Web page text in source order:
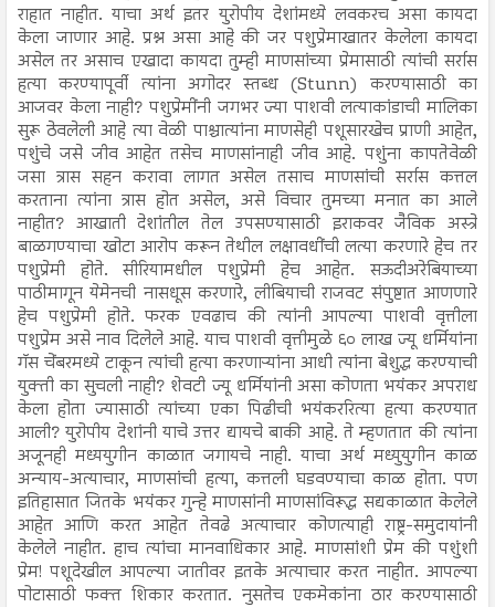
राहात नाहीत. याचा अर्थ इतर युरोपीय देशांमध्ये लवकरच असा कायदा
केला जाणार आहे. प्रश्न असा आहे की जर पशुप्रेमाखातर केलेला कायदा
असेल तर असाच एखादा कायदा तुम्ही माणसांच्या प्रेमासाठी त्यांची सर्रास
हत्या करण्यापूर्वी त्यांना अगोदर स्तब्ध (Stunn) करण्यासाठी का
आजवर केला नाही? पशुप्रेमींनी जगभर ज्या पाशवी लत्याकांडाची मालिका
सुरू ठेवलेली आहे त्या वेळी पाश्चात्यांना माणसेही पशूसारखेच प्राणी आहेत,
पशुंचे जसे जीव आहेत तसेच माणसांनाही जीव आहे. पशुंना कापतेवेळी
जसा त्रास सहन करावा लागत असेल तसाच माणसांची सर्रास कत्तल
करताना त्यांना त्रास होत असेल, असे विचार तुमच्या मनात का आले
नाहीत? आखाती देशांतील तेल उपसण्यासाठी इराकवर जैविक अस्त्रे
बाळगण्याचा खोटा आरोप करून तेथील लक्षावधींची लत्या करणारे हेच तर
पशुप्रेमी होते. सीरियामधील पशुप्रेमी हेच आहेत. सऊदीअरेबियाच्या
पाठीमागून येमेनची नासधूस करणारे, लीबियाची राजवट संपुष्टात आणणारे
हेच पशुप्रेमी होते. फरक एवढाच की त्यांनी आपल्या पाशवी वृत्तीला
पशुप्रेम असे नाव दिलेले आहे. याच पाशवी वृत्तीमुळे ६० लाख ज्यू धर्मियांना
गॅस चेंबरमध्ये टाकून त्यांची हत्या करणाऱ्यांना आधी त्यांना बेशुद्ध करण्याची
युक्ती का सुचली नाही? शेवटी ज्यू धर्मियांनी असा कोणता भयंकर अपराध
केला होता ज्यासाठी त्यांच्या एका पिढीची भयंकररित्या हत्या करण्यात
आली? युरोपीय देशांनी याचे उत्तर द्यायचे बाकी आहे. ते म्हणतात की त्यांना
अजूनही मध्ययुगीन काळात जगायचे नाही. याचा अर्थ मध्युयुगीन काळ
अन्याय-अत्याचार, माणसांची हत्या, कत्तली घडवण्याचा काळ होता. पण
इतिहासात जितके भयंकर गुन्हे माणसांनी माणसांविरूद्ध सद्यकाळात केलेले
आहेत आणि करत आहेत तेवढे अत्याचार कोणत्याही राष्ट्र-समुदायांनी
केलेले नाहीत. हाच त्यांचा मानवाधिकार आहे. माणसांशी प्रेम की पशुंशी
प्रेम! पशूदेखील आपल्या जातीवर इतके अत्याचार करत नाहीत. आपल्या
पोटासाठी फक्त शिकार करतात. नुसतेच एकमेकांना ठार करण्यासाठी